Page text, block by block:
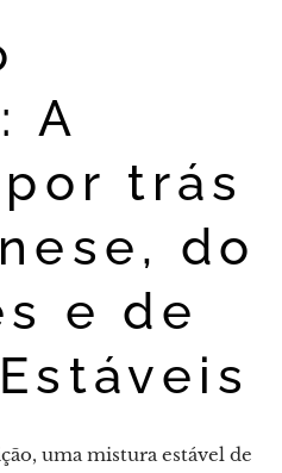
A
trás
do
e de
uma mistura estável de